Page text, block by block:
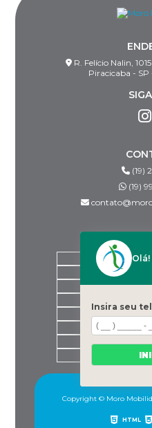
R. Felício Nalin,
Piracicaba - SP
(19)
(19)
Copyright © Moro
HTML
Insira seu